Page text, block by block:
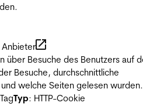
Anbieter
über Besuche des Benutzers auf
Besuche, durchschnittliche
welche Seiten gelesen wurden.
Typ: HTTP-Cookie